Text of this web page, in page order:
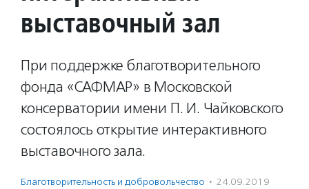
выставочный зал
При поддержке благотворительного
фонда «САФМАР» в Московской
консерватории имени П. И. Чайковского
состоялось открытие интерактивного
выставочного зала.
Благотвори­тель­ность и доброволь­чест­во · 24.09.2019